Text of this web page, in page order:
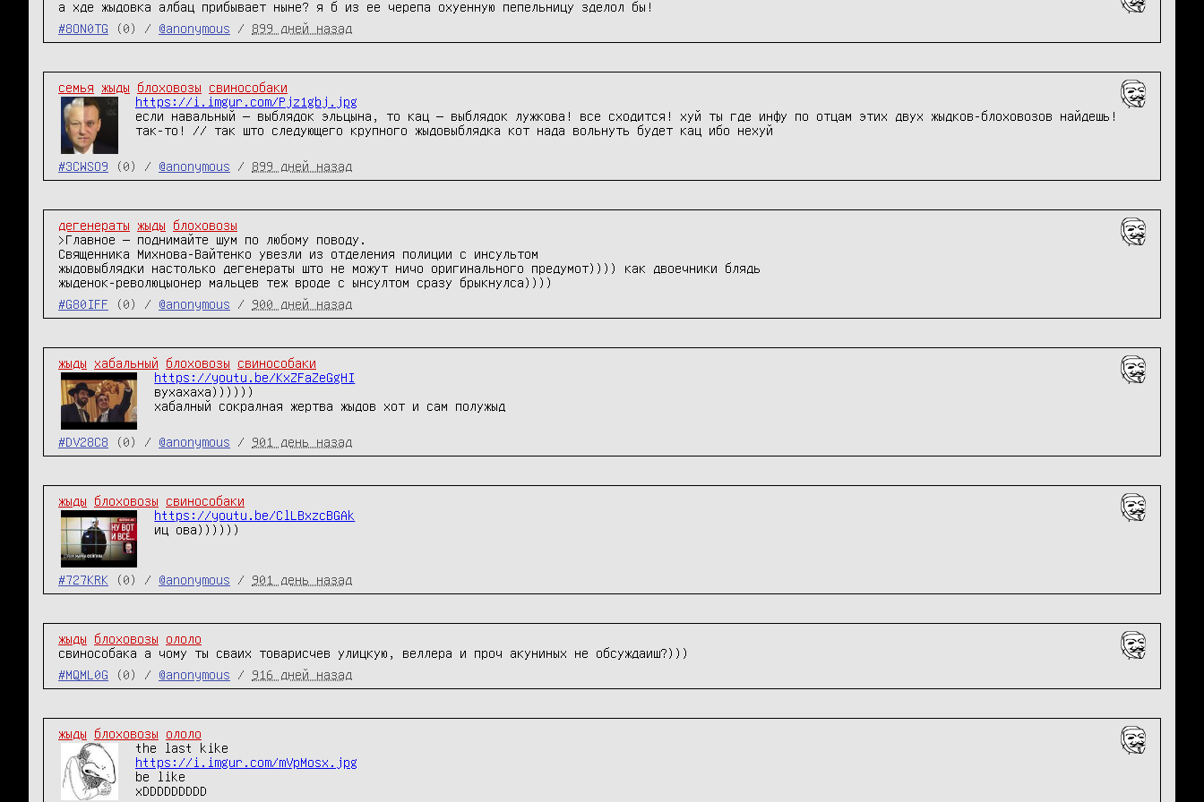
а хде жыдовка албац прибывает ныне? я б из ее черепа охуенную пепельницу зделол бы!
#8ON0TG
(0) / @anonymous / 899 дней назад
семья жыды блоховозы
свинособаки
https://i.imgur.com/Pjz1gbj.jpg
если навальный — выблядок эльцына, то кац — выблядок лужкова! все сходится! хуй ты где инфу по отцам этих двух жыдков-блоховозов найдешь!
так-то! // так што следующего крупного жыдовыблядка кот нада вольнуть будет кац ибо нехуй
#3CWSO9 (0) / @anonymous / 899 дней назад
дегенераты жыды
блоховозы
>Главное — поднимайте шум по любому поводу.
Священника Михнова-Вайтенко увезли из отделения полиции с инсультом
жыдовыблядки настолько дегенераты што не можут ничо оригинального предумот)))) как двоечники блядь
жыденок-революцыонер мальцев теж вроде с ынсултом сразу брыкнулса))))
#G80IFF
(0) / @anonymous / 900 дней назад
жыды хабальный блоховозы
свинособаки
https://youtu.be/KxZFaZeGgHI
вухахаха))))))
хабалный сокралная жертва жыдов хот и сам полужыд
#DV28C8 (0) / @anonymous / 901 день назад
жыды блоховозы
свинособаки
https://youtu.be/ClLBxzcBGAk
иц ова))))))
#727KRK (0) / @anonymous / 901 день назад
жыды блоховозы
ололо
свинособака а чому ты сваих товарисчев улицкую, веллера и проч акуниных не обсуждаиш?)))
#MQML0G
(0) / @anonymous / 916 дней назад
жыды блоховозы
ололо
https://i.imgur.com/mVpMosx.jpg
be like
xDDDDDDDDD